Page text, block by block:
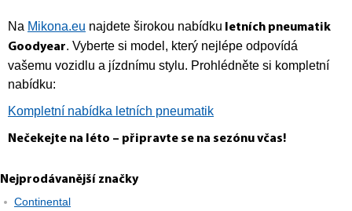
Na Mikona.eu najdete širokou nabídku letních pneumatik
Goodyear. Vyberte si model, který nejlépe odpovídá
vašemu vozidlu a jízdnímu stylu. Prohlédněte si kompletní
nabídku:
Kompletní nabídka letních pneumatik
Nečekejte na léto – připravte se na sezónu včas!
Nejprodávanější značky
Continental